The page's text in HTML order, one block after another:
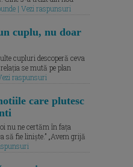
| Vezi raspunsuri
cuplu, nu doar
cupluri descoperă ceva
se mută pe plan
raspunsuri
care plutesc
nu ne certăm în fața
să fie liniște.” „Avem grijă